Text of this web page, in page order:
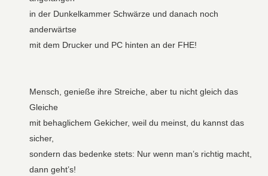
in der Dunkelkammer Schwärze und danach noch
anderwärtse
mit dem Drucker und PC hinten an der FHE!
Mensch, genieße ihre Streiche, aber tu nicht gleich das
Gleiche
mit behaglichem Gekicher, weil du meinst, du kannst das
sicher,
sondern das bedenke stets: Nur wenn man’s richtig macht,
dann geht’s!